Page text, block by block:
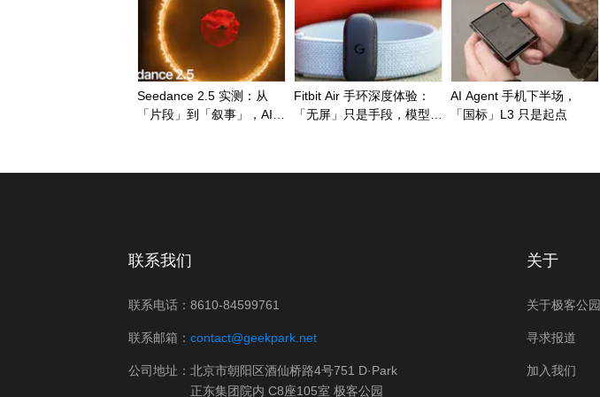
Seedance 2.5 实测：从
「片段」到「叙事」，AI
Fitbit Air 手环深度体验：
「无屏」只是手段，模型能
AI Agent 手机下半场，
「国标」L3 只是起点
联系我们
联系电话：8610-84599761
联系邮箱： contact@geekpark.net
公司地址：北京市朝阳区酒仙桥路4号751 D·Park
正东集团院内 C8座105室 极客公园
关于
关于极客公园
寻求报道
加入我们